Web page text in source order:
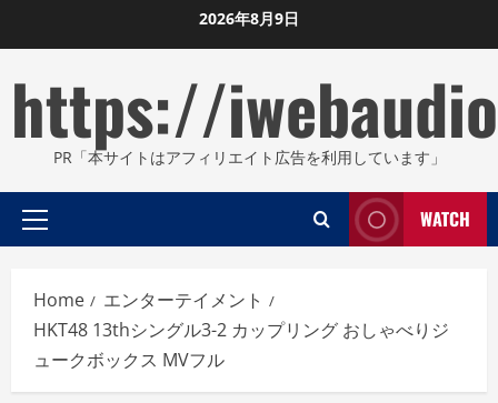
to
2026年8月9日
https://
PR「本サイトはアフィリエイト広告を利用しています」
Primary
WATCH
Home
エンターテイメント
HKT48 13thシングル3-2 カップリング おしゃべりジ
ュークボックス MVフル